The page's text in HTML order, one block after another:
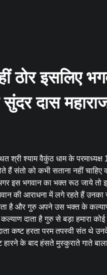
ठोर इसलिए
सुंदर दास
श्री श्याम वैकुंठ धाम के
संतो को कभी सताना नहीं चाहिए
इस भगवान का भक्त रूठ जाये तो
की आराधना में लगे रहते हैं
है और गुरु अपने उस भक्त के
दाता है गुरु से बड़ा हमारा
कष्ट हरता परम तपस्वी संत थे
के बाद हंसते मुस्कुराते गाते